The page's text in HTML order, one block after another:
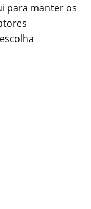
para manter os